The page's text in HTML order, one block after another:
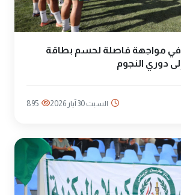
في مواجهة فاصلة لحسم بطاقة
دوري النجوم
السبت 30 آيار 2026 895